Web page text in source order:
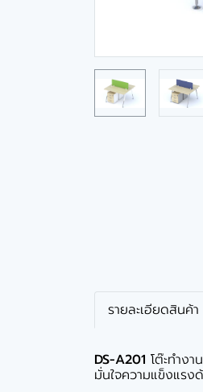
รายละเอียดสินค้า
DS-A201 โต๊ะทำง
มั่นใจความแข็งแรง